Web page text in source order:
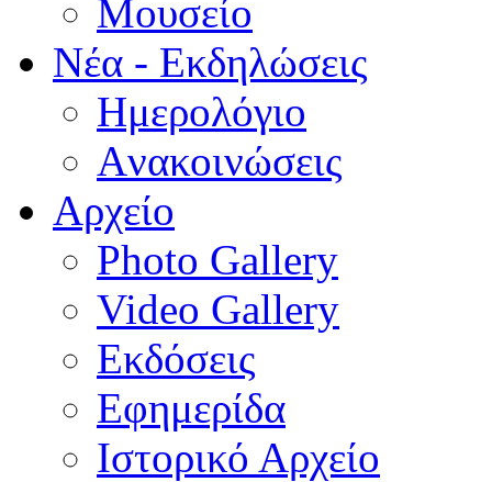
Μουσείο
Νέα - Εκδηλώσεις
Ημερολόγιο
Aνακοινώσεις
Αρχείο
Photo Gallery
Video Gallery
Εκδόσεις
Εφημερίδα
Ιστορικό Αρχείο